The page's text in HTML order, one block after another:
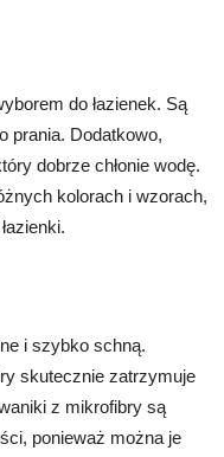
do łazienek. Są
prania. Dodatkowo,
dobrze chłonie wodę.
kolorach i wzorach,
i szybko schną.
skutecznie zatrzymuje
z mikrofibry są
ponieważ można je